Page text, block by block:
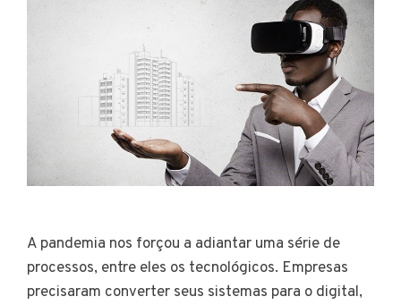
A pandemia nos forçou a adiantar uma série de
processos, entre eles os tecnológicos. Empresas
precisaram converter seus sistemas para o digital,